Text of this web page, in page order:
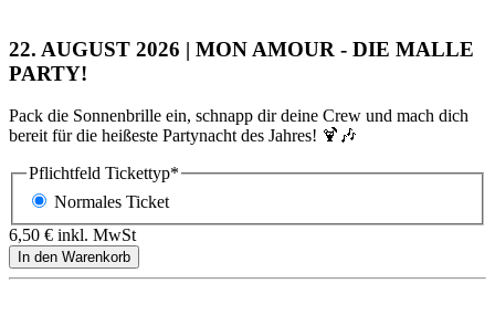
22. AUGUST 2026 | MON AMOUR - DIE MALLE
PARTY!
Pack die Sonnenbrille ein, schnapp dir deine Crew und mach dich
bereit für die heißeste Partynacht des Jahres! 🍹🎶
Pflichtfeld Tickettyp*
Normales Ticket
6,50 € inkl. MwSt